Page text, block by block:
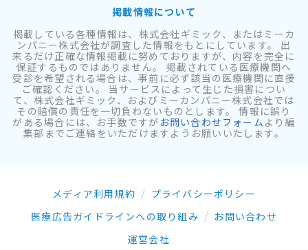
掲載情報について
掲載している各種情報は、株式会社ギミック、またはミーカ
ンパニー株式会社が調査した情報をもとにしています。 出
来るだけ正確な情報掲載に努めておりますが、内容を完全に
保証するものではありません。 掲載されている医療機関へ
受診を希望される場合は、事前に必ず該当の医療機関に直接
ご確認ください。 当サービスによって生じた損害につい
て、株式会社ギミック、およびミーカンパニー株式会社では
その賠償の責任を一切負わないものとします。 情報に誤り
がある場合には、お手数ですが お問い合わせフォーム より編
集部までご連絡をいただけますようお願いいたします。
メディア利用規約
プライバシーポリシー
医療広告ガイドラインへの取り組み
お問い合わせ
運営会社